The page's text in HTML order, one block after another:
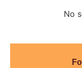
No